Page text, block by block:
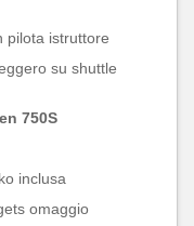
pilota istruttore
su shuttle
750S
inclusa
omaggio